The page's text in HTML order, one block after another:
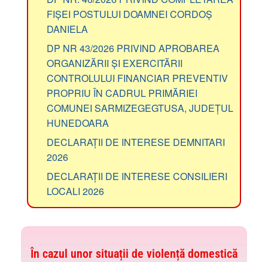
FIȘEI POSTULUI DOAMNEI CORDOȘ
DANIELA
DP NR 43/2026 PRIVIND APROBAREA
ORGANIZĂRII ȘI EXERCITĂRII
CONTROLULUI FINANCIAR PREVENTIV
PROPRIU ÎN CADRUL PRIMĂRIEI
COMUNEI SARMIZEGEGTUSA, JUDEȚUL
HUNEDOARA
DECLARAȚII DE INTERESE DEMNITARI
2026
DECLARAȚII DE INTERESE CONSILIERI
LOCALI 2026
În cazul unor situații de violență domestică